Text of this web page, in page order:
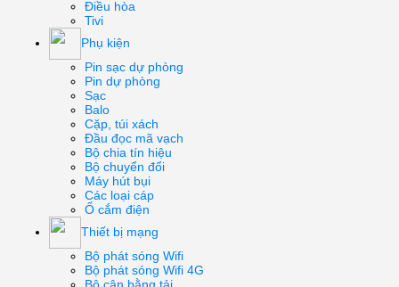
Điều hòa
Tivi
Phụ kiện
Pin sạc dự phòng
Pin dự phòng
Sạc
Balo
Cặp, túi xách
Đầu đọc mã vạch
Bộ chia tín hiệu
Bộ chuyển đổi
Máy hút bụi
Các loại cáp
Ổ cắm điện
Thiết bị mạng
Bộ phát sóng Wifi
Bộ phát sóng Wifi 4G